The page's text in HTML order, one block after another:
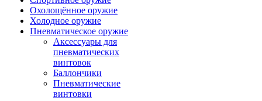
Охолощённое оружие
Холодное оружие
Пневматическое оружие
Аксессуары для
пневматических
винтовок
Баллончики
Пневматические
винтовки